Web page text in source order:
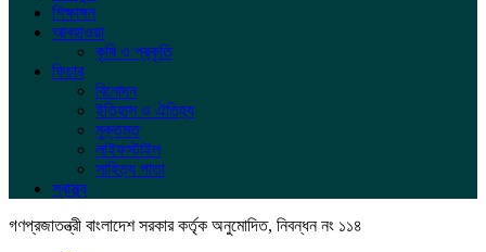
শিক্ষাঙ্গন
আবহাওয়া
কৃষি ও প্রকৃতি
ফিচার
বিনোদন
ইতিহাস ও ঐতিহ্য
মুক্তমত
লাইফস্টাইল
সাহিত্য পাতা
স্বাস্থ্য
গণপ্রজাতন্ত্রী বাংলাদেশ সরকার কর্তৃক অনুমোদিত, নিবন্ধন নং ১১৪